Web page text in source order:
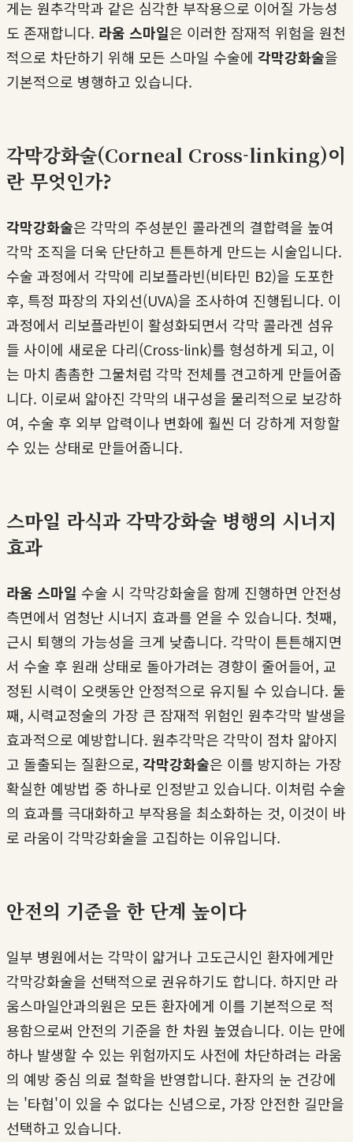
게는 원추각막과 같은 심각한 부작용으로 이어질 가능성
도 존재합니다. 라움 스마일은 이러한 잠재적 위험을 원천
적으로 차단하기 위해 모든 스마일 수술에 각막강화술을
기본적으로 병행하고 있습니다.
각막강화술(Corneal Cross-linking)이
란 무엇인가?
각막강화술은 각막의 주성분인 콜라겐의 결합력을 높여
각막 조직을 더욱 단단하고 튼튼하게 만드는 시술입니다.
수술 과정에서 각막에 리보플라빈(비타민 B2)을 도포한
후, 특정 파장의 자외선(UVA)을 조사하여 진행됩니다. 이
과정에서 리보플라빈이 활성화되면서 각막 콜라겐 섬유
들 사이에 새로운 다리(Cross-link)를 형성하게 되고, 이
는 마치 촘촘한 그물처럼 각막 전체를 견고하게 만들어줍
니다. 이로써 얇아진 각막의 내구성을 물리적으로 보강하
여, 수술 후 외부 압력이나 변화에 훨씬 더 강하게 저항할
수 있는 상태로 만들어줍니다.
스마일 라식과 각막강화술 병행의 시너지
효과
라움 스마일 수술 시 각막강화술을 함께 진행하면 안전성
측면에서 엄청난 시너지 효과를 얻을 수 있습니다. 첫째,
근시 퇴행의 가능성을 크게 낮춥니다. 각막이 튼튼해지면
서 수술 후 원래 상태로 돌아가려는 경향이 줄어들어, 교
정된 시력이 오랫동안 안정적으로 유지될 수 있습니다. 둘
째, 시력교정술의 가장 큰 잠재적 위험인 원추각막 발생을
효과적으로 예방합니다. 원추각막은 각막이 점차 얇아지
고 돌출되는 질환으로, 각막강화술은 이를 방지하는 가장
확실한 예방법 중 하나로 인정받고 있습니다. 이처럼 수술
의 효과를 극대화하고 부작용을 최소화하는 것, 이것이 바
로 라움이 각막강화술을 고집하는 이유입니다.
안전의 기준을 한 단계 높이다
일부 병원에서는 각막이 얇거나 고도근시인 환자에게만
각막강화술을 선택적으로 권유하기도 합니다. 하지만 라
움스마일안과의원은 모든 환자에게 이를 기본적으로 적
용함으로써 안전의 기준을 한 차원 높였습니다. 이는 만에
하나 발생할 수 있는 위험까지도 사전에 차단하려는 라움
의 예방 중심 의료 철학을 반영합니다. 환자의 눈 건강에
는 '타협'이 있을 수 없다는 신념으로, 가장 안전한 길만을
선택하고 있습니다.